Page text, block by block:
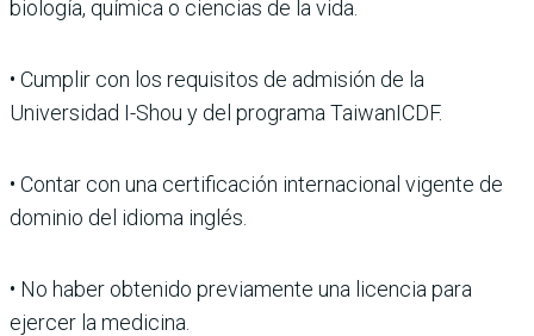
biología, química o ciencias de la vida.
• Cumplir con los requisitos de admisión de la
Universidad I-Shou y del programa TaiwanICDF.
• Contar con una certificación internacional vigente de
dominio del idioma inglés.
• No haber obtenido previamente una licencia para
ejercer la medicina.